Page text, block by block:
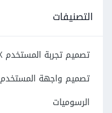
التصنيفات
تصميم تجربة المستخدم UX
تصميم واجهة المستخدم UI
الرسوميات